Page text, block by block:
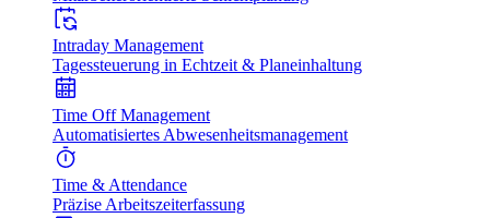
Intraday Management
Tagessteuerung in Echtzeit & Planeinhaltung
Time Off Management
Automatisiertes Abwesenheitsmanagement
Time & Attendance
Präzise Arbeitszeiterfassung